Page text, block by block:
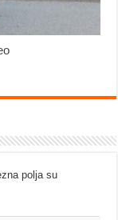
polja su